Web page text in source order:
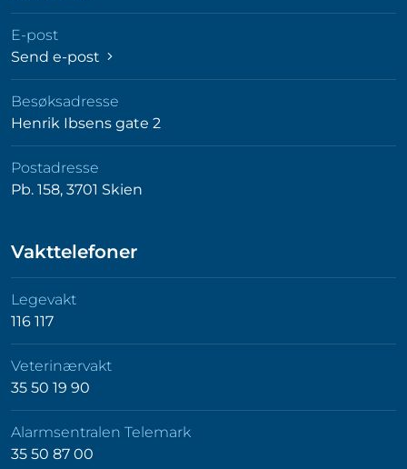
E-post
Send e-post
Besøksadresse
Henrik Ibsens gate 2
Postadresse
Pb. 158, 3701 Skien
Vakttelefoner
Legevakt
116 117
Veterinærvakt
35 50 19 90
Alarmsentralen Telemark
35 50 87 00